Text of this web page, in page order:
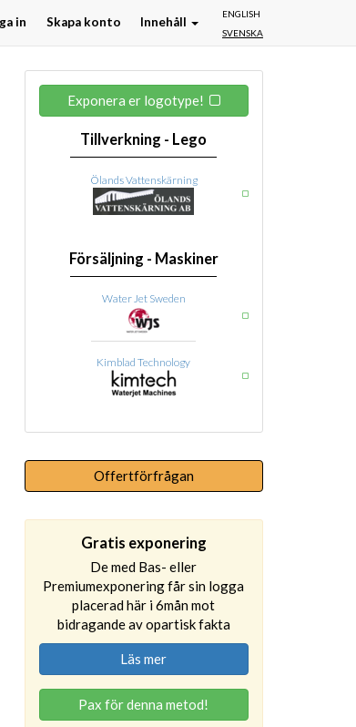
ENGLISH
SVENSKA
in Skapa konto Innehåll
Exponera er logotype!
Tillverkning - Lego
Ölands Vattenskärning
Försäljning - Maskiner
Water Jet Sweden
Kimblad Technology
Offertförfrågan
Gratis exponering
De med Bas- eller
Premiumexponering får sin logga
placerad här i 6mån mot
bidragande av opartisk fakta
Läs mer
Pax för denna metod!